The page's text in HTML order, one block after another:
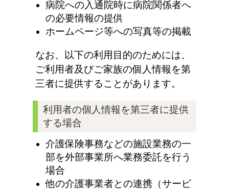
病院への入通院時に病院関係者へ
の必要情報の提供
ホームページ等への写真等の掲載
なお、以下の利用目的のためには、
ご利用者及びご家族の個人情報を第
三者に提供することがあります。
利用者の個人情報を第三者に提供
する場合
介護保険事務などの施設業務の一
部を外部事業所へ業務委託を行う
場合
他の介護事業者との連携（サービ